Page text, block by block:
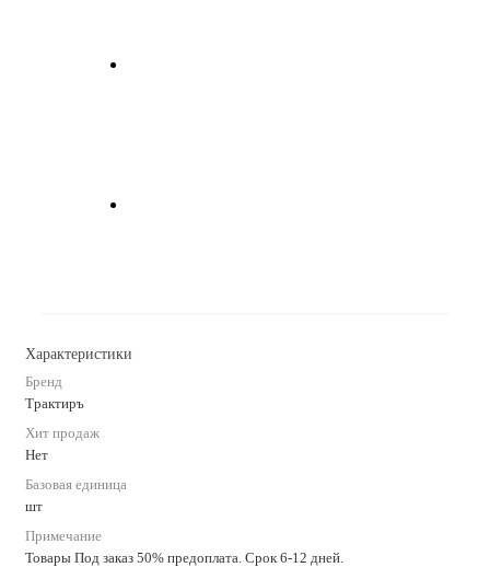
Характеристики
Бренд
Трактиръ
Хит продаж
Нет
Базовая единица
шт
Примечание
Товары Под заказ 50% предоплата. Срок 6-12 дней.